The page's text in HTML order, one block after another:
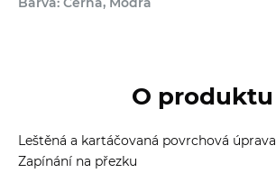
O produktu
Leštěná a kartáčovaná povrchová úprava
Zapínání na přezku